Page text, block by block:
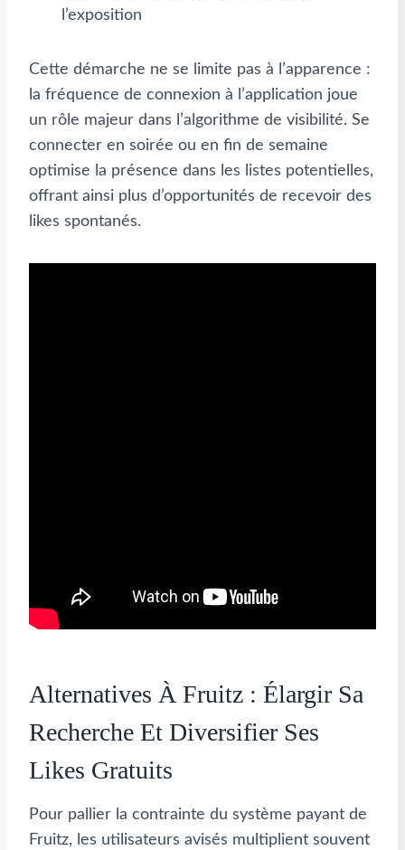
l’exposition
Cette démarche ne se limite pas à l’apparence :
la fréquence de connexion à l’application joue
un rôle majeur dans l’algorithme de visibilité. Se
connecter en soirée ou en fin de semaine
optimise la présence dans les listes potentielles,
offrant ainsi plus d’opportunités de recevoir des
likes spontanés.
Alternatives À Fruitz : Élargir Sa
Recherche Et Diversifier Ses
Likes Gratuits
Pour pallier la contrainte du système payant de
Fruitz, les utilisateurs avisés multiplient souvent